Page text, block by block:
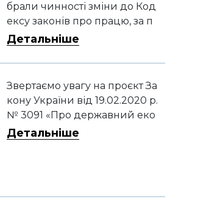
брали чинності зміни до Код
ексу законів про працю, за п
роваджені Законом України
Детальніше
Звертаємо увагу на проєкт За
кону України від 19.02.2020 р.
№ 3091 «Про державний еко
логічний контроль»
Детальніше